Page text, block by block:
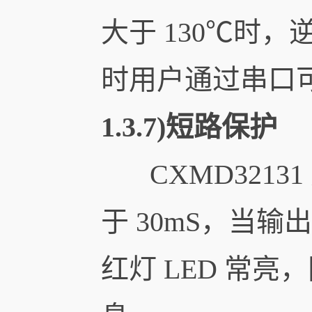
大于 130℃时，
时用户通过串口
1.3.7)短路保护
CXMD32131
于 30mS，当输
红灯 LED 常亮